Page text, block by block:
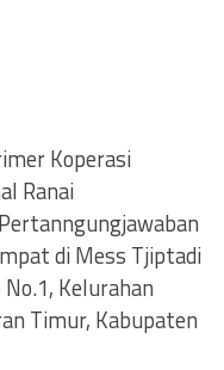
Koperasi
Ranai
di Mess Tjiptadi
No.1, Kelurahan
Timur, Kabupaten